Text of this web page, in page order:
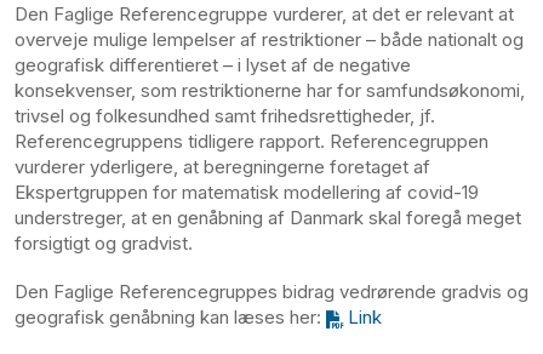
Den Faglige Referencegruppe vurderer, at det er relevant at
overveje mulige lempelser af restriktioner – både nationalt og
geografisk differentieret – i lyset af de negative
konsekvenser, som restriktionerne har for samfundsøkonomi,
trivsel og folkesundhed samt frihedsrettigheder, jf.
Referencegruppens tidligere rapport. Referencegruppen
vurderer yderligere, at beregningerne foretaget af
Ekspertgruppen for matematisk modellering af covid-19
understreger, at en genåbning af Danmark skal foregå meget
forsigtigt og gradvist.
Den Faglige Referencegruppes bidrag vedrørende gradvis og
geografisk genåbning kan læses her:
Link